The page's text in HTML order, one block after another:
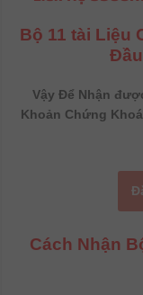
Bộ 11 tài Liệu
Vậy Để Nhận
Khoản Chứng
Cách Nhận